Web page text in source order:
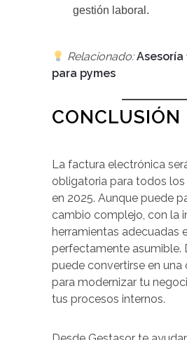
gestión laboral.
Relacionado:
para pymes
CONCLUSIÓN
La factura electrónica
obligatoria para todos
en 2025. Aunque puede
cambio complejo, con la
herramientas adecuadas
perfectamente asumible.
puede convertirse en
para modernizar tu
tus procesos internos.